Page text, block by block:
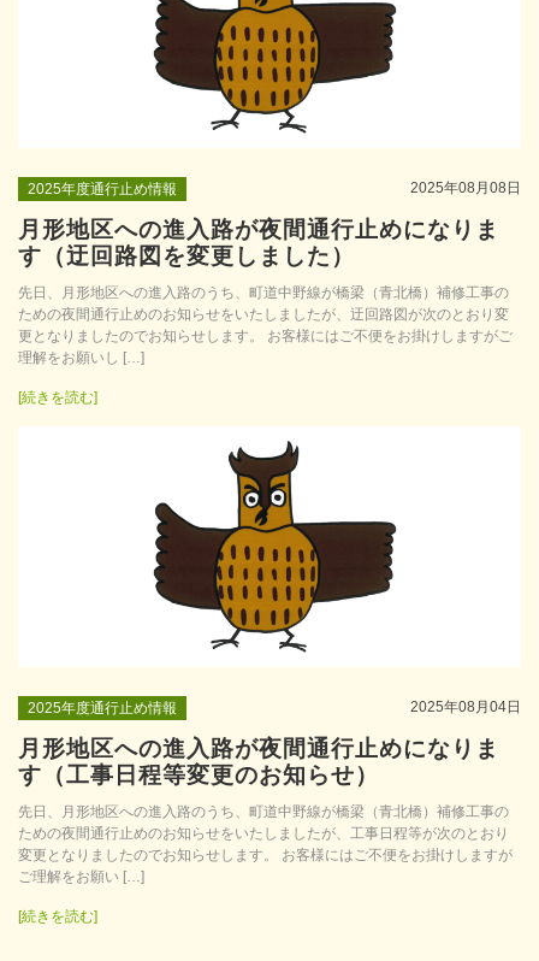
2025年度通行止め情報 2025年08月08日
月形地区への進入路が夜間通行止めになりま
す（迂回路図を変更しました）
先日、月形地区への進入路のうち、町道中野線が橋梁（青北橋）補修工事の
ための夜間通行止めのお知らせをいたしましたが、迂回路図が次のとおり変
更となりましたのでお知らせします。 お客様にはご不便をお掛けしますがご
理解をお願いし […]
[続きを読む]
2025年度通行止め情報 2025年08月04日
月形地区への進入路が夜間通行止めになりま
す（工事日程等変更のお知らせ）
先日、月形地区への進入路のうち、町道中野線が橋梁（青北橋）補修工事の
ための夜間通行止めのお知らせをいたしましたが、工事日程等が次のとおり
変更となりましたのでお知らせします。 お客様にはご不便をお掛けしますが
ご理解をお願い […]
[続きを読む]